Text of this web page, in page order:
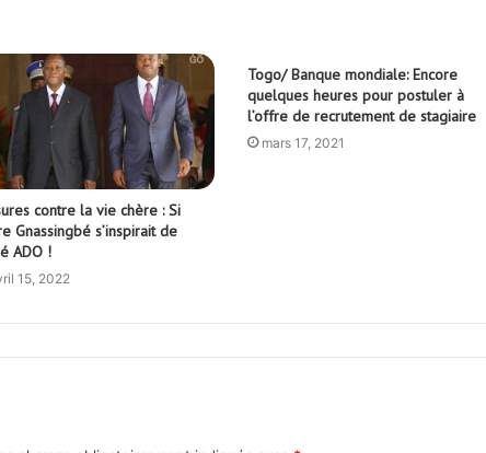
contre la vie chère : Si
Gnassingbé s’inspirait de
ADO !
15, 2022
Togo/ Banque mondiale: Encore
quelques heures pour postuler à
l’offre de recrutement de stagiaire
mars 17, 2021